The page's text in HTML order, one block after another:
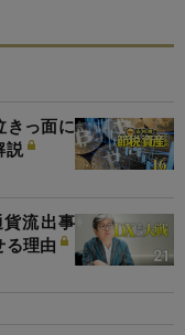
きっ面に
説
流出事
理由